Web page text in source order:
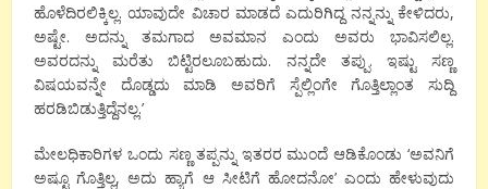
ಹೊಳೆದಿರಲಿಕ್ಕಿಲ್ಲ. ಯಾವುದೇ ವಿಚಾರ ಮಾಡದೆ ಎದುರಿಗಿದ್ದ ನನ್ನನ್ನು ಕೇಳಿದರು,
ಅಷ್ಟೇ. ಅದನ್ನು ತಮಗಾದ ಅವಮಾನ ಎಂದು ಅವರು ಭಾವಿಸಲಿಲ್ಲ.
ಅವರದನ್ನು ಮರೆತು ಬಿಟ್ಟಿರಲೂಬಹುದು. ನನ್ನದೇ ತಪ್ಪು. ಇಷ್ಟು ಸಣ್ಣ
ವಿಷಯವನ್ನೇ ದೊಡ್ಡದು ಮಾಡಿ ಅವರಿಗೆ ಸ್ಪೆಲ್ಲಿಂಗೇ ಗೊತ್ತಿಲ್ಲಾಂತ ಸುದ್ದಿ
ಹರಡಿಬಿಡುತ್ತಿದ್ದೆನಲ್ಲ.’
ಮೇಲಧಿಕಾರಿಗಳ ಒಂದು ಸಣ್ಣ ತಪ್ಪನ್ನು ಇತರರ ಮುಂದೆ ಆಡಿಕೊಂಡು ‘ಅವನಿಗೆ
ಅಷ್ಟೂ ಗೊತ್ತಿಲ್ಲ, ಅದು ಹ್ಯಾಗೆ ಆ ಸೀಟಿಗೆ ಹೋದನೋ’ ಎಂದು ಹೇಳುವುದು